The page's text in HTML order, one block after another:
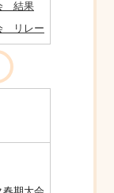
結果
リレー